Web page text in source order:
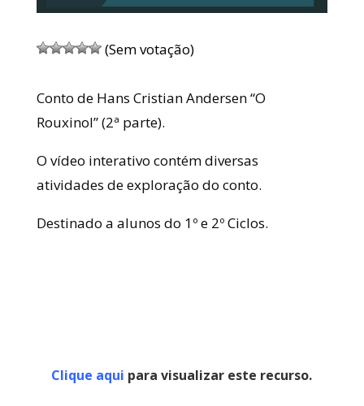
(Sem votação)
Conto de Hans Cristian Andersen “O
Rouxinol” (2ª parte).
O vídeo interativo contém diversas
atividades de exploração do conto.
Destinado a alunos do 1º e 2º Ciclos.
Clique aqui para visualizar este recurso.